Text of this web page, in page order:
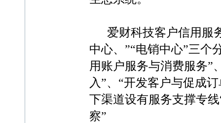
爱财科技客户信用服
中心、”“电销中心”三个
用账户服务与消费服务”
入”、“开发客户与促成
下渠道设有服务支撑专
察”